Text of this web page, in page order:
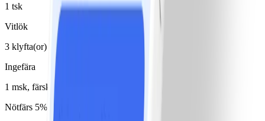
1 tsk
Vitlök
3 klyfta(or)
Ingefära
1 msk, färsk, riven
Nötfärs 5%